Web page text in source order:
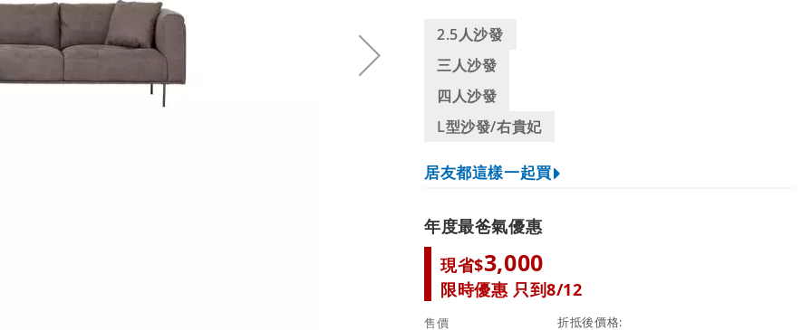
2.5人沙發
三人沙發
四人沙發
L型沙發/右貴妃
居友都這樣一起買
年度最爸氣優惠
現省$3,000
限時優惠 只到8/12
折抵後價格
售價